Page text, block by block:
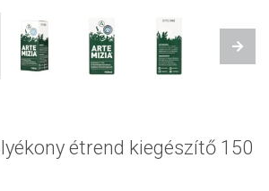
Next
étrend kiegészítő 150